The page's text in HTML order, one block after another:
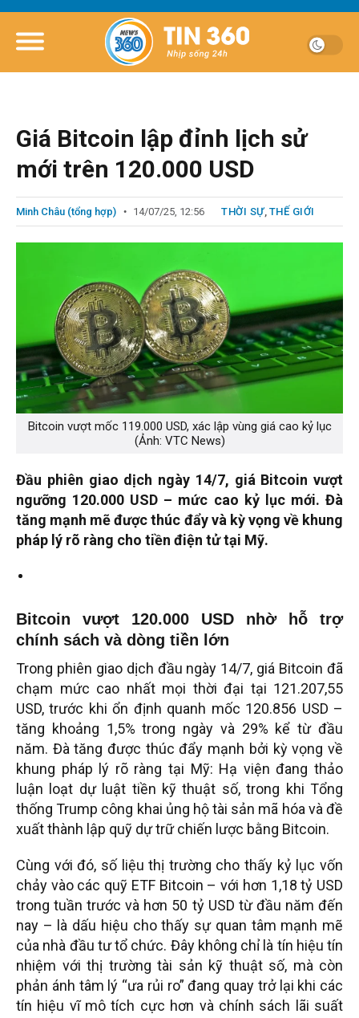
Giá Bitcoin lập đỉnh lịch sử
mới trên 120.000 USD
Minh Châu (tổng hợp) 14/07/25, 12:56 THỜI SỰ, THẾ GIỚI
Bitcoin vượt mốc 119.000 USD, xác lập vùng giá cao kỷ lục
(Ảnh: VTC News)
Đầu phiên giao dịch ngày 14/7, giá Bitcoin vượt
ngưỡng 120.000 USD – mức cao kỷ lục mới. Đà
tăng mạnh mẽ được thúc đẩy và kỳ vọng về khung
pháp lý rõ ràng cho tiền điện tử tại Mỹ.
Bitcoin vượt 120.000 USD nhờ hỗ trợ
chính sách và dòng tiền lớn
Trong phiên giao dịch đầu ngày 14/7, giá Bitcoin đã
chạm mức cao nhất mọi thời đại tại 121.207,55
USD, trước khi ổn định quanh mốc 120.856 USD –
tăng khoảng 1,5% trong ngày và 29% kể từ đầu
năm. Đà tăng được thúc đẩy mạnh bởi kỳ vọng về
khung pháp lý rõ ràng tại Mỹ: Hạ viện đang thảo
luận loạt dự luật tiền kỹ thuật số, trong khi Tổng
thống Trump công khai ủng hộ tài sản mã hóa và đề
xuất thành lập quỹ dự trữ chiến lược bằng Bitcoin.
Cùng với đó, số liệu thị trường cho thấy kỷ lục vốn
chảy vào các quỹ ETF Bitcoin – với hơn 1,18 tỷ USD
trong tuần trước và hơn 50 tỷ USD từ đầu năm đến
nay – là dấu hiệu cho thấy sự quan tâm mạnh mẽ
của nhà đầu tư tổ chức. Đây không chỉ là tín hiệu tín
nhiệm với thị trường tài sản kỹ thuật số, mà còn
phản ánh tâm lý “ưa rủi ro” đang quay trở lại khi các
tín hiệu vĩ mô tích cực hơn và chính sách lãi suất